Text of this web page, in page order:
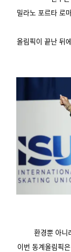
밀라노 포르타 로
올림픽이 끝난 뒤
환경뿐 아니
이번 동계올림픽